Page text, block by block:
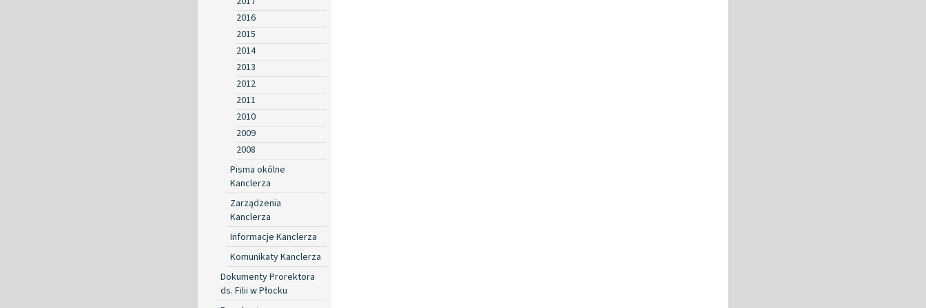
2016
2015
2014
2013
2012
2011
2010
2009
2008
Pisma okólne
Kanclerza
Zarządzenia
Kanclerza
Informacje Kanclerza
Komunikaty Kanclerza
Dokumenty Prorektora
ds. Filii w Płocku